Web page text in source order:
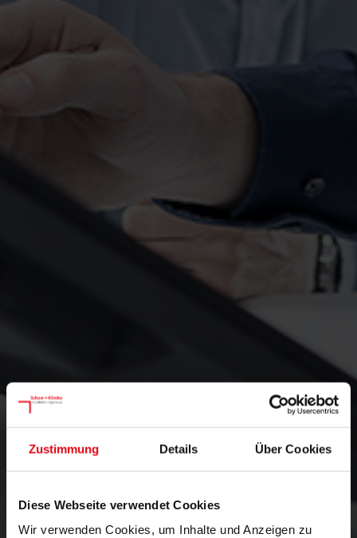
Zustimmung Details Über Cookies
Diese Webseite verwendet Cookies
Wir verwenden Cookies, um Inhalte und Anzeigen zu